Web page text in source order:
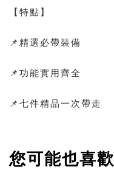
【特點】
📌精選必帶裝備
📌功能實用齊全
📌七件精品一次帶走
您可能也喜歡